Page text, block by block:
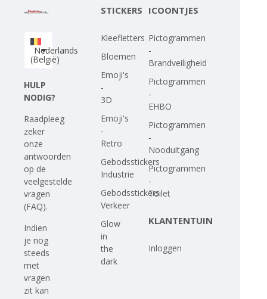
Nederlands
(België)
HULP
NODIG?
Raadpleeg
zeker
onze
antwoorden
op de
veelgestelde
vragen
(FAQ).
Indien
je nog
steeds
met
vragen
zit kan
STICKERS
Kleefletters
Bloemen
Emoji's
-
3D
Emoji's
-
Retro
Gebodsstickers
Industrie
Gebodsstickers
Verkeer
Glow
in
the
dark
ICOONTJES
Pictogrammen
-
Brandveiligheid
Pictogrammen
-
EHBO
Pictogrammen
-
Nooduitgang
Pictogrammen
-
Toilet
KLANTENTUIN
Inloggen